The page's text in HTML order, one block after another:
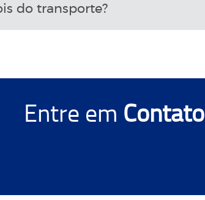
do transporte?
Entre em Contato